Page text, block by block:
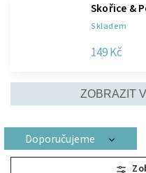
Skořice &
Skladem
149 Kč
ZOBRAZIT
Doporučujeme
Nejlevnější